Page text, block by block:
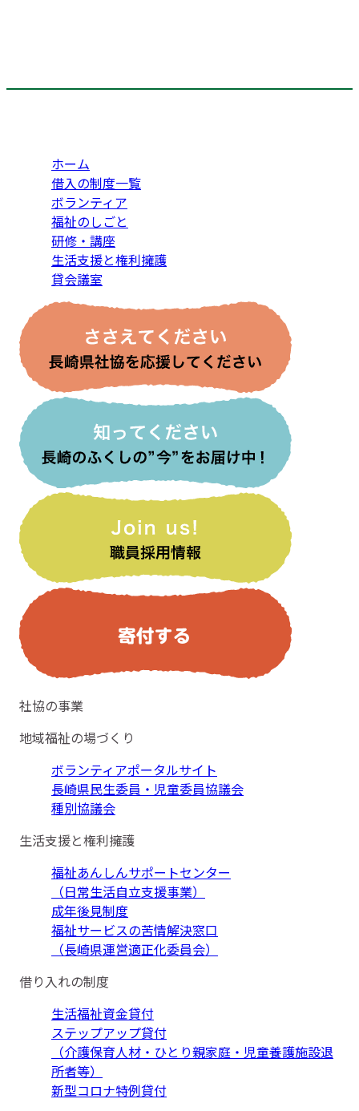
ホーム
借入の制度一覧
ボランティア
福祉のしごと
研修・講座
生活支援と権利擁護
貸会議室
社協の事業
地域福祉の場づくり
ボランティアポータルサイト
長崎県民生委員・児童委員協議会
種別協議会
生活支援と権利擁護
福祉あんしんサポートセンター
（日常生活自立支援事業）
成年後見制度
福祉サービスの苦情解決窓口
（長崎県運営適正化委員会）
借り入れの制度
生活福祉資金貸付
ステップアップ貸付
（介護保育人材・ひとり親家庭・児童養護施設退
所者等）
新型コロナ特例貸付